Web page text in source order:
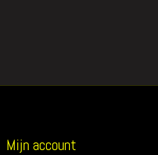
Mijn account